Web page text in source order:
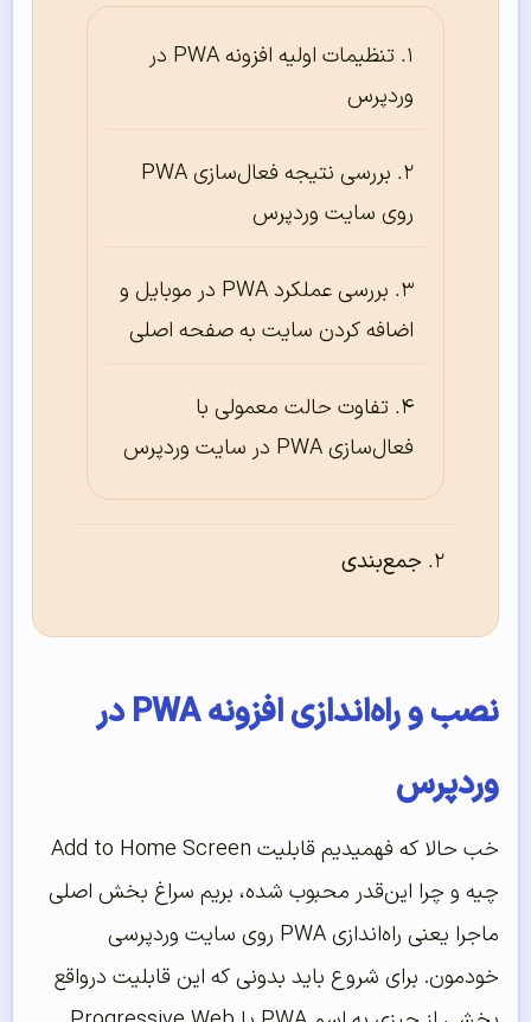
تنظیمات اولیه افزونه PWA در
وردپرس
بررسی نتیجه فعال‌سازی PWA
روی سایت وردپرس
بررسی عملکرد PWA در موبایل و
اضافه کردن سایت به صفحه اصلی
تفاوت حالت معمولی با
فعال‌سازی PWA در سایت وردپرس
جمع‌بندی
نصب و راه‌اندازی افزونه PWA در
وردپرس
خب حالا که فهمیدیم قابلیت Add to Home Screen
چیه و چرا این‌قدر محبوب شده، بریم سراغ بخش اصلی
ماجرا یعنی راه‌اندازی PWA روی سایت وردپرسی
خودمون. برای شروع باید بدونی که این قابلیت درواقع